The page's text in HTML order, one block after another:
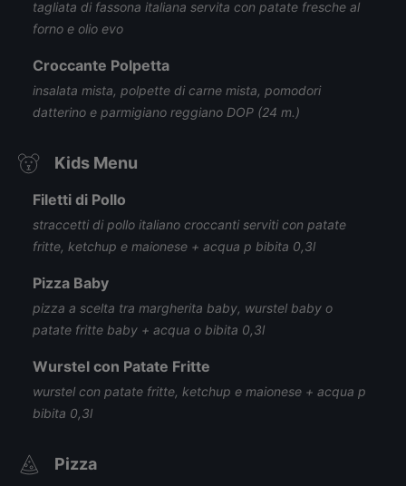
tagliata di fassona italiana servita con patate fresche al
forno e olio evo
Croccante Polpetta
insalata mista, polpette di carne mista, pomodori
datterino e parmigiano reggiano DOP (24 m.)
Kids Menu
Filetti di Pollo
straccetti di pollo italiano croccanti serviti con patate
fritte, ketchup e maionese + acqua p bibita 0,3l
Pizza Baby
pizza a scelta tra margherita baby, wurstel baby o
patate fritte baby + acqua o bibita 0,3l
Wurstel con Patate Fritte
wurstel con patate fritte, ketchup e maionese + acqua p
bibita 0,3l
Pizza